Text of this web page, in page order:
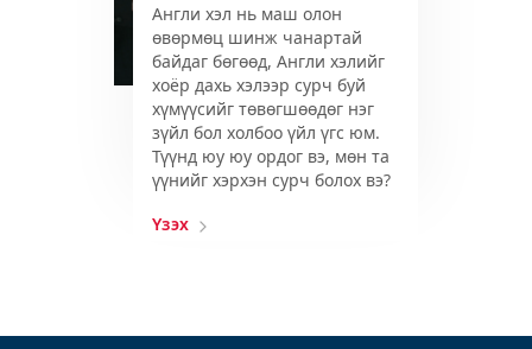
Англи хэл нь маш олон
өвөрмөц шинж чанартай
байдаг бөгөөд, Англи хэлийг
хоёр дахь хэлээр сурч буй
хүмүүсийг төвөгшөөдөг нэг
зүйл бол холбоо үйл үгс юм.
Түүнд юу юу ордог вэ, мөн та
үүнийг хэрхэн сурч болох вэ?
Үзэх